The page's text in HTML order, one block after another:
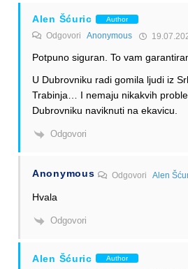
Alen Šćuric Author
Odgovori Anonymous
Potpuno siguran. To vam
U Dubrovniku radi gomila ljudi iz
Trabinja… I nemaju nikakvih
Dubrovniku naviknuti na ekavicu.
Odgovori
Anonymous OdgovoriAlen
Hvala
Odgovori
Alen Šćuric Author